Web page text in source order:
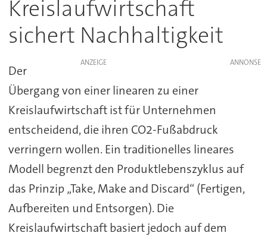
Kreislaufwirtschaft
sichert Nachhaltigkeit
ANZEIGE
Der
Übergang von einer linearen zu einer
Kreislaufwirtschaft ist für Unternehmen
entscheidend, die ihren CO2-Fußabdruck
verringern wollen. Ein traditionelles lineares
Modell begrenzt den Produktlebenszyklus auf
das Prinzip „Take, Make and Discard“ (Fertigen,
Aufbereiten und Entsorgen). Die
Kreislaufwirtschaft basiert jedoch auf dem